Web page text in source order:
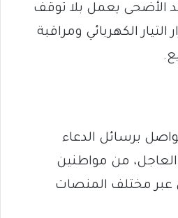
الأضحى يعمل بلا توقف
الكهربائي ومراقبة
برسائل الدعاء
العاجل، من مواطنين
مختلف المنصات